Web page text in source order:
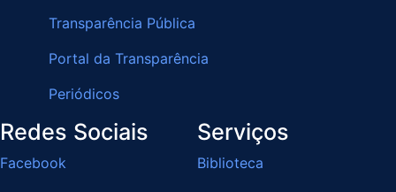
Transparência Pública
Portal da Transparência
Periódicos
Redes Sociais
Facebook
Serviços
Biblioteca